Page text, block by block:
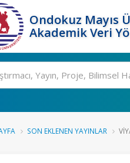
Ondokuz Mayıs
Akademik Veri
SON EKLENEN YAYINLAR